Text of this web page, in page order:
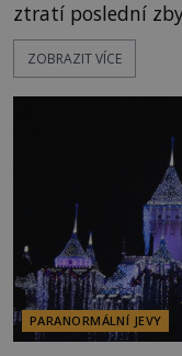
ztratí poslední
po silnicích ve
řetězu. Vše
následně
momentem se
ZOBRAZIT VÍCE
PARANORMÁLNÍ JEVY